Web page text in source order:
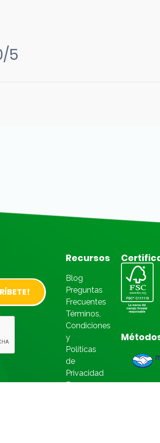
5
Recursos
Blog
Preguntas
Frecuentes
Términos,
Condiciones
y
Políticas
de
Privacidad
Bases